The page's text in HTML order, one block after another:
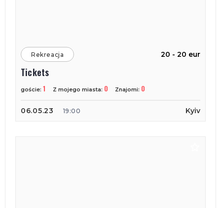
Rekreacja 20 - 20 eur
Tickets
goście: 1 Z mojego miasta: 0 Znajomi: 0
06.05.23 19:00 Kyiv